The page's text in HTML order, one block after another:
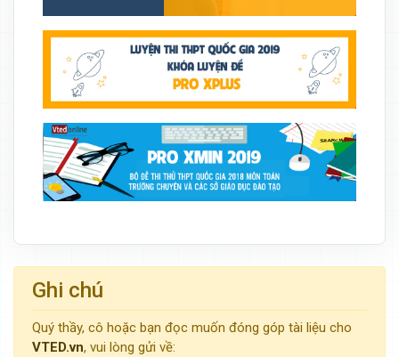
Ghi chú
Quý thầy, cô hoặc bạn đọc muốn đóng góp tài liệu cho
VTED.vn, vui lòng gửi về: